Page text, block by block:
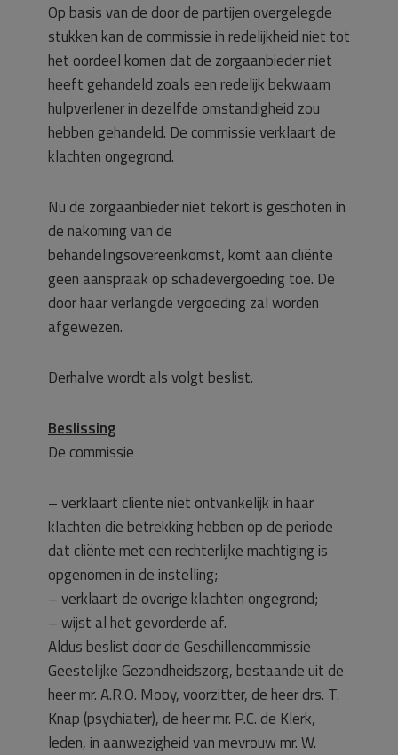
Op basis van de door de partijen overgelegde
stukken kan de commissie in redelijkheid niet tot
het oordeel komen dat de zorgaanbieder niet
heeft gehandeld zoals een redelijk bekwaam
hulpverlener in dezelfde omstandigheid zou
hebben gehandeld. De commissie verklaart de
klachten ongegrond.
Nu de zorgaanbieder niet tekort is geschoten in
de nakoming van de
behandelingsovereenkomst, komt aan cliënte
geen aanspraak op schadevergoeding toe. De
door haar verlangde vergoeding zal worden
afgewezen.
Derhalve wordt als volgt beslist.
Beslissing
De commissie
– verklaart cliënte niet ontvankelijk in haar
klachten die betrekking hebben op de periode
dat cliënte met een rechterlijke machtiging is
opgenomen in de instelling;
– verklaart de overige klachten ongegrond;
– wijst al het gevorderde af.
Aldus beslist door de Geschillencommissie
Geestelijke Gezondheidszorg, bestaande uit de
heer mr. A.R.O. Mooy, voorzitter, de heer drs. T.
Knap (psychiater), de heer mr. P.C. de Klerk,
leden, in aanwezigheid van mevrouw mr. W.